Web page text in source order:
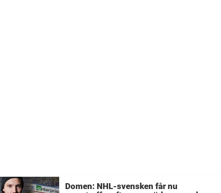
Domen: NHL-svensken får nu